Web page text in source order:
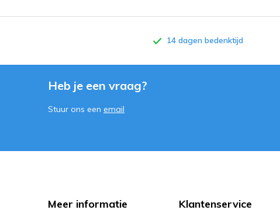
14 dagen bedenktijd
Heb je een vraag?
Stuur ons een email
Meer informatie Klantenservice